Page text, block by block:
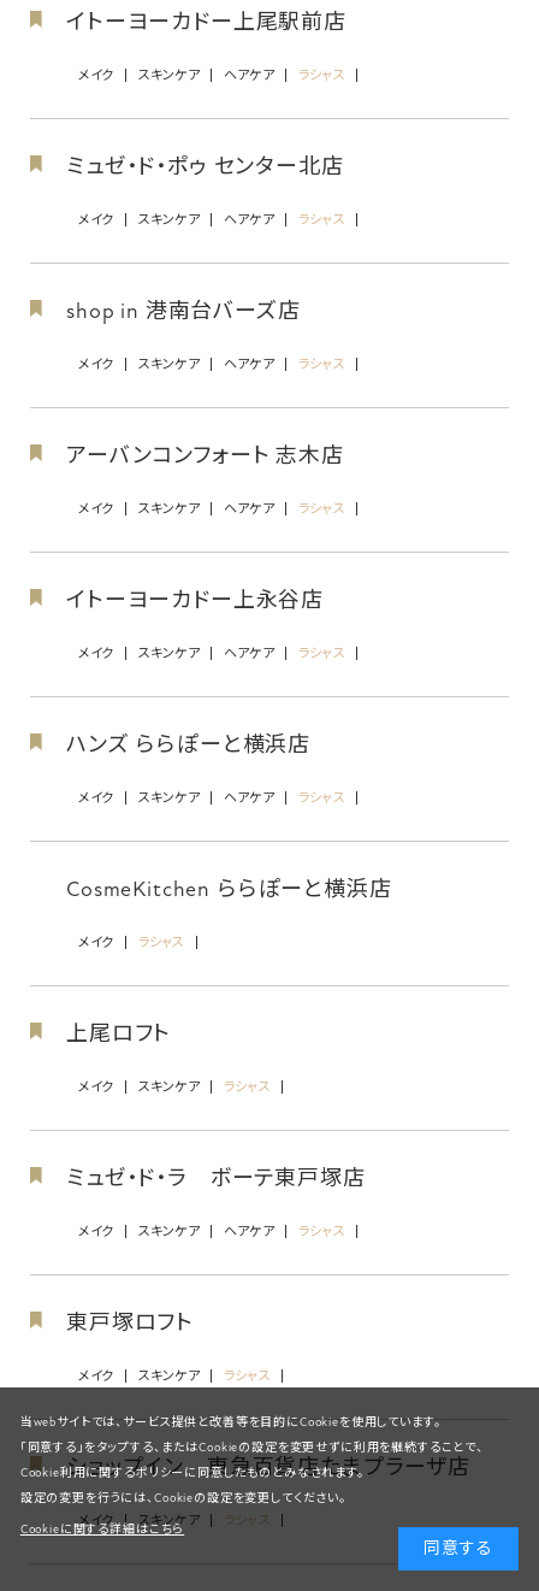
イトーヨーカドー上尾駅前店
メイク スキンケア ヘアケア ラシャス
ミュゼ・ド・ポゥ センター北店
メイク スキンケア ヘアケア ラシャス
shop in 港南台バーズ店
メイク スキンケア ヘアケア ラシャス
アーバンコンフォート 志木店
メイク スキンケア ヘアケア ラシャス
イトーヨーカドー上永谷店
メイク スキンケア ヘアケア ラシャス
ハンズ ららぽーと横浜店
メイク スキンケア ヘアケア ラシャス
CosmeKitchen ららぽーと横浜店
メイク ラシャス
上尾ロフト
メイク スキンケア ラシャス
ミュゼ・ド・ラ ボーテ東戸塚店
メイク スキンケア ヘアケア ラシャス
東戸塚ロフト
メイク スキンケア ラシャス
ショップイン 東急百貨店たまプラーザ店
メイク スキンケア ラシャス
当webサイトでは、サービス提供と改善等を目的にCookieを使用しています。
「同意する」をタップする、またはCookieの設定を変更せずに利用を継続することで、
Cookie利用に関するポリシーに同意したものとみなされます。
設定の変更を行うには、Cookieの設定を変更してください。
Cookieに関する詳細はこちら
同意する